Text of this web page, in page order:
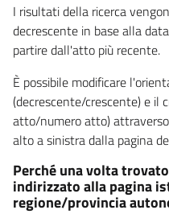
I risultati della ricerca
decrescente in base alla
partire dall'atto più recente.
È possibile modificare
(decrescente/crescente) e
atto/numero atto)
alto a sinistra dalla pagina
Perché una volta
indirizzato alla pagina
regione/provincia